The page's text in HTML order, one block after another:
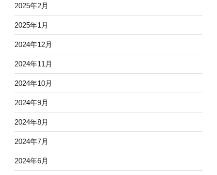
2025年2月
2025年1月
2024年12月
2024年11月
2024年10月
2024年9月
2024年8月
2024年7月
2024年6月